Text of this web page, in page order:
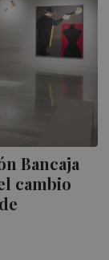
Bancaja
cambio